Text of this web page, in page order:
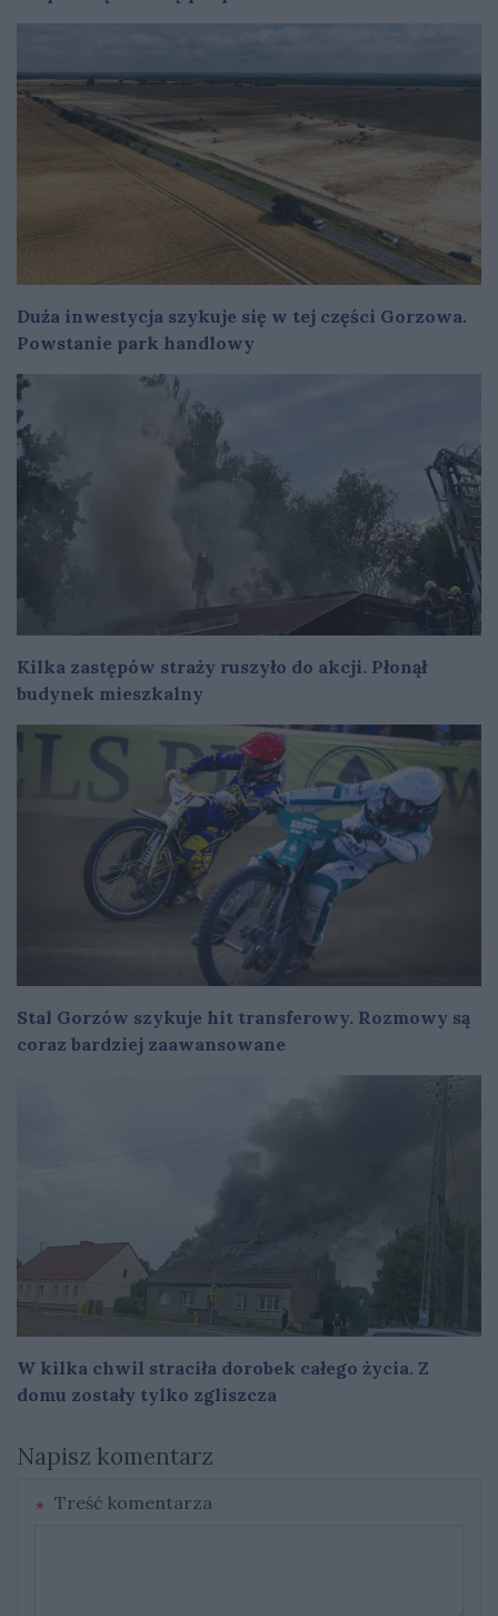
Duża inwestycja szykuje się w tej części Gorzowa.
Powstanie park handlowy
Kilka zastępów straży ruszyło do akcji. Płonął
budynek mieszkalny
Stal Gorzów szykuje hit transferowy. Rozmowy są
coraz bardziej zaawansowane
W kilka chwil straciła dorobek całego życia. Z
domu zostały tylko zgliszcza
Napisz komentarz
Treść komentarza